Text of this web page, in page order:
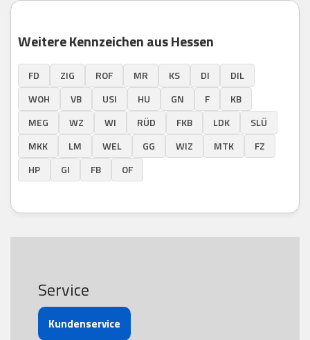
Weitere Kennzeichen aus Hessen
FD ZIG ROF MR KS DI
DIL
WOH
VB USI HU GN F
KB
MEG
WZ WI RÜD FKB LDK
SLÜ
MKK
LM WEL GG WIZ MTK
FZ
HP
GI FB OF
Service
Kundenservice